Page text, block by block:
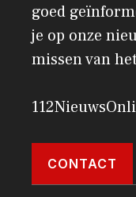
goed
je op onze
missen van
CONTACT